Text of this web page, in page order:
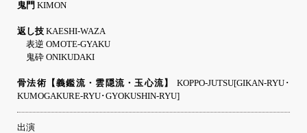
鬼門 KIMON
返し技 KAESHI-WAZA
表逆 OMOTE-GYAKU
鬼砕 ONIKUDAKI
骨法術【義鑑流・雲隠流・玉心流】
KOPPO-JUTSU[GIKAN-RYU･
KUMOGAKURE-RYU･GYOKUSHIN-RYU]
出演